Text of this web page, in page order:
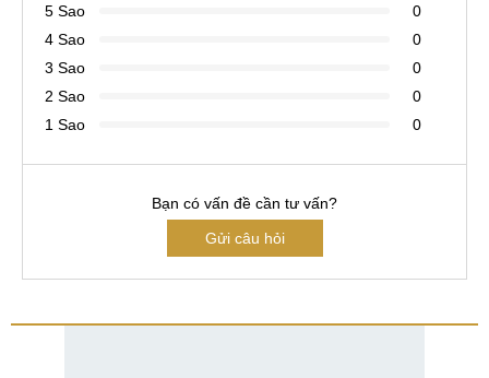
5 Sao
0
4 Sao
0
3 Sao
0
2 Sao
0
1 Sao
0
Bạn có vấn đề cần tư vấn?
Gửi câu hỏi